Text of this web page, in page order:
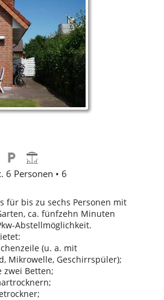
6 Personen • 6
für bis zu sechs Personen mit
ca. fünfzehn Minuten
Abstellmöglichkeit.
(u. a. mit
Mikrowelle, Geschirrspüler);
zwei Betten;